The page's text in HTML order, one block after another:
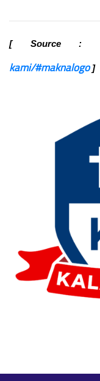
[ Source :
kami/#maknalogo ]